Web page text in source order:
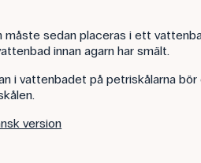
måste sedan placeras i ett
innan agarn har smält.
i vattenbadet på petriskålarna
version